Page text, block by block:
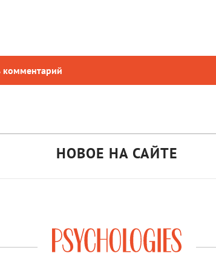
комментарий
НОВОЕ НА САЙТЕ